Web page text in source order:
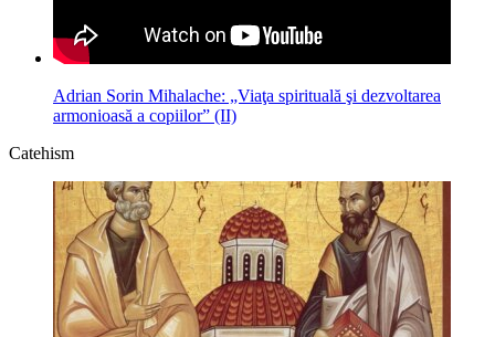
Adrian Sorin Mihalache: „Viaţa spirituală şi dezvoltarea
armonioasă a copiilor” (II)
Catehism